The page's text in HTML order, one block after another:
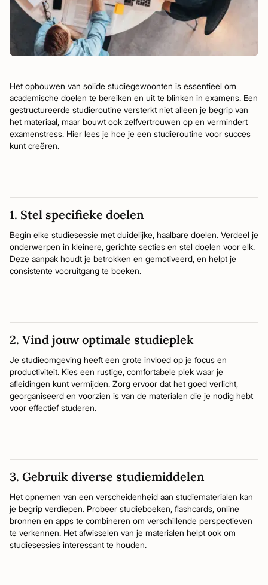
Het opbouwen van solide studiegewoonten is essentieel om
academische doelen te bereiken en uit te blinken in examens. Een
gestructureerde studieroutine versterkt niet alleen je begrip van
het materiaal, maar bouwt ook zelfvertrouwen op en vermindert
examenstress. Hier lees je hoe je een studieroutine voor succes
kunt creëren.
1. Stel specifieke doelen
Begin elke studiesessie met duidelijke, haalbare doelen. Verdeel je
onderwerpen in kleinere, gerichte secties en stel doelen voor elk.
Deze aanpak houdt je betrokken en gemotiveerd, en helpt je
consistente vooruitgang te boeken.
2. Vind jouw optimale studieplek
Je studieomgeving heeft een grote invloed op je focus en
productiviteit. Kies een rustige, comfortabele plek waar je
afleidingen kunt vermijden. Zorg ervoor dat het goed verlicht,
georganiseerd en voorzien is van de materialen die je nodig hebt
voor effectief studeren.
3. Gebruik diverse studiemiddelen
Het opnemen van een verscheidenheid aan studiematerialen kan
je begrip verdiepen. Probeer studieboeken, flashcards, online
bronnen en apps te combineren om verschillende perspectieven
te verkennen. Het afwisselen van je materialen helpt ook om
studiesessies interessant te houden.